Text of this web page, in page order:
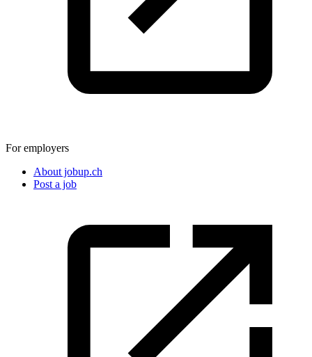
For employers
About jobup.ch
Post a job